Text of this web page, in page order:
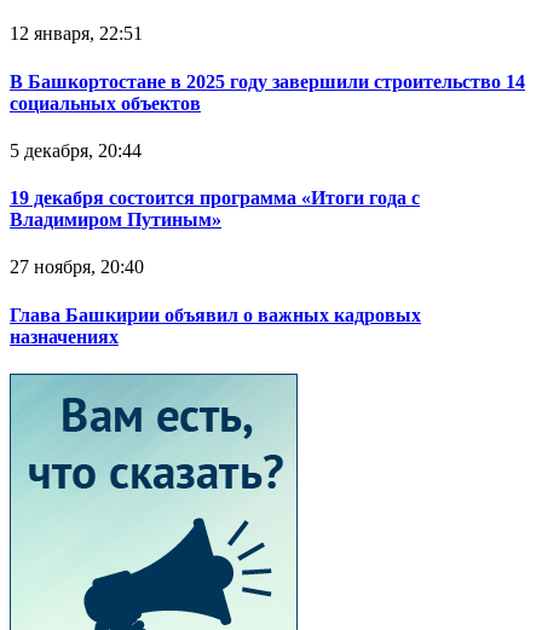
12 января, 22:51
В Башкортостане в 2025 году завершили строительство 14
социальных объектов
5 декабря, 20:44
19 декабря состоится программа «Итоги года с
Владимиром Путиным»
27 ноября, 20:40
Глава Башкирии объявил о важных кадровых
назначениях